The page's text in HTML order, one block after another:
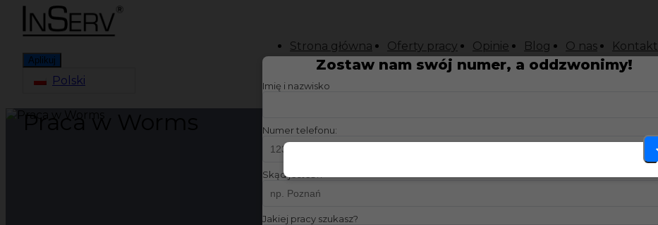
Strona główna Oferty pracy Opinie Blog O nas Kontakt
Aplikuj
Polski
Zostaw nam swój numer, a oddzwonimy!
Imię i nazwisko
Numer telefonu:
Skąd jesteś?:
Jakiej pracy szukasz?